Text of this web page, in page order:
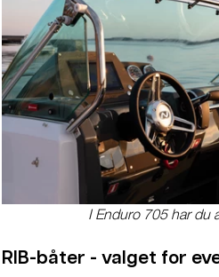
I Enduro 705 har du
RIB-båter - valget for